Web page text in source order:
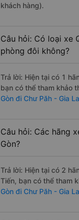
khách hàng).
Câu hỏi: Có loại xe
phòng đôi không?
Trả lời: Hiện tại có 1
bạn có thể tham khảo
Gòn đi Chư Păh - Gia
Câu hỏi: Các hãng
Gòn?
Trả lời: Hiện tại có 2
Tiến, bạn có thể tham
Gòn đi Chư Păh - Gia